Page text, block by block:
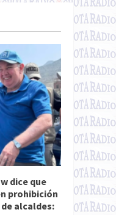
dice que
prohibición
alcaldes: